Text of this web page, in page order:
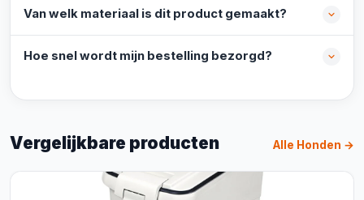
Van welk materiaal is dit product gemaakt?
Hoe snel wordt mijn bestelling bezorgd?
Vergelijkbare producten Alle Honden →